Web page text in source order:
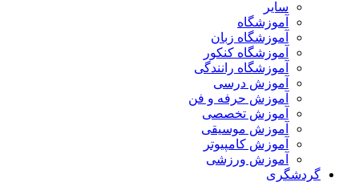
سایر
آموزشگاه
آموزشگاه زبان
آموزشگاه کنکور
آموزشگاه رانندگی
آموزش درسی
آموزش حرفه و فن
آموزش تخصصی
آموزش موسیقی
آموزش کامپیوتر
آموزش ورزشی
گردشگری